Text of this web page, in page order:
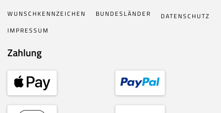
WUNSCHKENNZEICHEN BUNDESLÄNDER
DATENSCHUTZ
IMPRESSUM
Zahlung